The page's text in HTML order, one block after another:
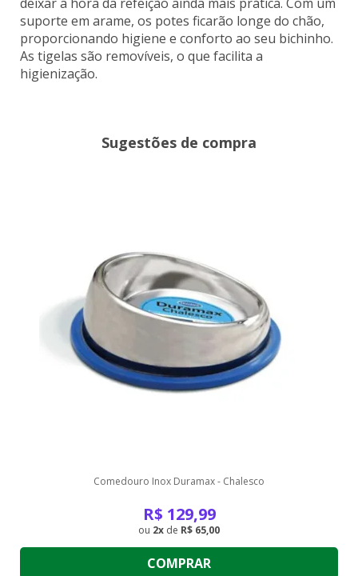
suporte em arame, os potes ficarão longe do chão,
proporcionando higiene e conforto ao seu bichinho.
As tigelas são removíveis, o que facilita a
higienização.
Sugestões de compra
Comedouro Inox Duramax - Chalesco
R$ 129,99
2 de R$ 65,00
COMPRAR